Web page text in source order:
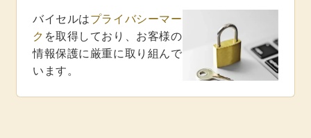
バイセルはプライバシーマー
ク を取得しており、お客様の
情報保護に厳重に取り組んで
います。